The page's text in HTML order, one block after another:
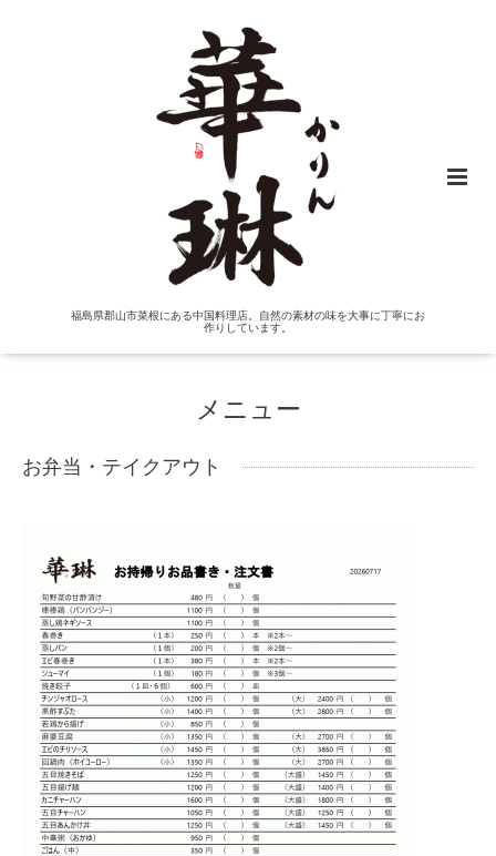
福島県郡山市菜根にある中国料理店。自然の素材の味を大事に丁寧にお
作りしています。
メニュー
お弁当・テイクアウト